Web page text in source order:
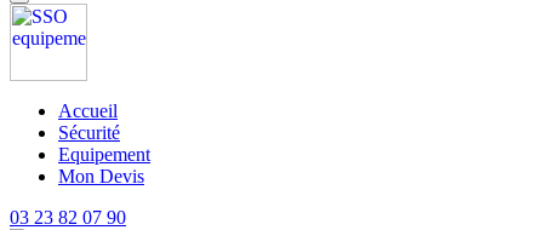
Accueil
Sécurité
Equipement
Mon Devis
03 23 82 07 90